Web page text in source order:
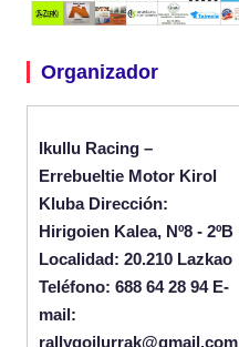
Organizador
Ikullu Racing –
Errebueltie Motor Kirol
Kluba Dirección:
Hirigoien Kalea, Nº8 - 2ºB
Localidad: 20.210 Lazkao
Teléfono: 688 64 28 94 E-
mail:
rallygoilurrak@gmail.com